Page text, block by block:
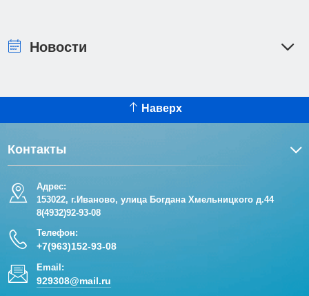
Новости
Наверх
Контакты
Адрес:
153022, г.Иваново, улица Богдана Хмельницкого д.44
8(4932)92-93-08
Телефон:
+7(963)152-93-08
Email:
929308@mail.ru